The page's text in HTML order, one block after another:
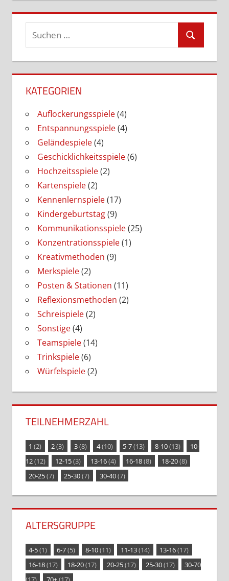
Suchen
nach:
Suchen
KATEGORIEN
Auflockerungsspiele(4)
Entspannungsspiele(4)
Geländespiele(4)
Geschicklichkeitsspiele(6)
Hochzeitsspiele(2)
Kartenspiele(2)
Kennenlernspiele(17)
Kindergeburtstag(9)
Kommunikationsspiele(25)
Konzentrationsspiele(1)
Kreativmethoden (9)
Merkspiele(2)
Posten & Stationen (11)
Reflexionsmethoden (2)
Schreispiele(2)
Sonstige(4)
Teamspiele(14)
Trinkspiele(6)
Würfelspiele(2)
TEILNEHMERZAHL
1 (2) 2(3) 3(8) 4(10) 5-7(13) 8-10(13)
10-
12(12) 12-15(3) 13-16(4) 16-18(8) 18-20(8)
20-25(7) 25-30(7) 30-40(7)
ALTERSGRUPPE
4-5(1) 6-7(5) 8-10(11) 11-13(14) 13-16(17)
16-18(17) 18-20(17) 20-25(17) 25-30(17)
30-70
(17)
70+(17)